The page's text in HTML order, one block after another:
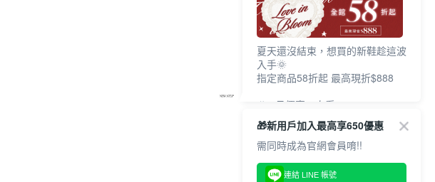
夏天還沒結束，想買的新鞋趁這波
入手🌞
指定商品58折起 最高現折$888
🎉 8月優惠一次看
①LINE購物最高10%回饋
②每周限定品現折200
③指定商品58折起 最高現折$888
上班鞋、休閒鞋、涼鞋一次逛齊
🎁新用戶加入最高享650優惠
需同時成為官網會員唷!!
連結 LINE 帳號